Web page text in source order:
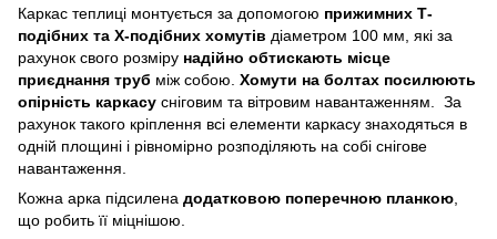
Каркас теплиці монтується за допомогою прижимних Т-
подібних та Х-подібних хомутів діаметром 100 мм, які за
рахунок свого розміру надійно обтискають місце
приєднання труб між собою. Хомути на болтах посилюють
опірність каркасу сніговим та вітровим навантаженням. За
рахунок такого кріплення всі елементи каркасу знаходяться в
одній площині і рівномірно розподіляють на собі снігове
навантаження.
Кожна арка підсилена додатковою поперечною планкою
що робить її міцнішою.